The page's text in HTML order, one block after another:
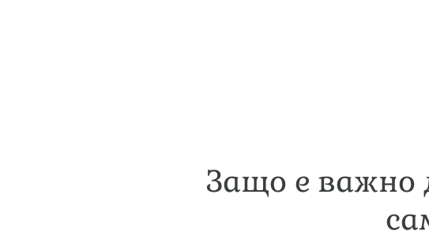
Защо е важно